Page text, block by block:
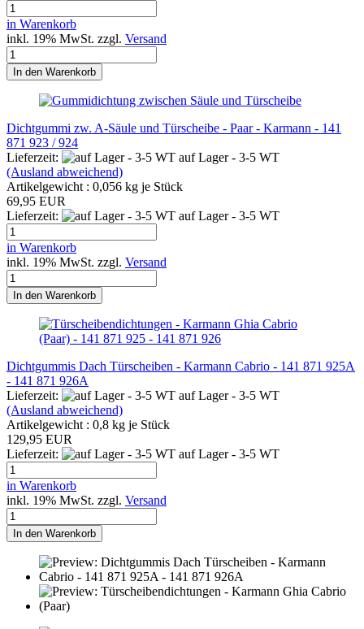
in Warenkorb
inkl. 19% MwSt. zzgl. Versand
In den Warenkorb
Dichtgummi zw. A-Säule und Türscheibe - Paar - Karmann - 141
871 923 / 924
Lieferzeit:
auf Lager - 3-5 WT
(Ausland abweichend)
Artikelgewicht : 0,056 kg je Stück
69,95 EUR
Lieferzeit:
auf Lager - 3-5 WT
in Warenkorb
inkl. 19% MwSt. zzgl. Versand
In den Warenkorb
Dichtgummis Dach Türscheiben - Karmann Cabrio - 141 871 925A
- 141 871 926A
Lieferzeit:
auf Lager - 3-5 WT
(Ausland abweichend)
Artikelgewicht : 0,8 kg je Stück
129,95 EUR
Lieferzeit:
auf Lager - 3-5 WT
in Warenkorb
inkl. 19% MwSt. zzgl. Versand
In den Warenkorb